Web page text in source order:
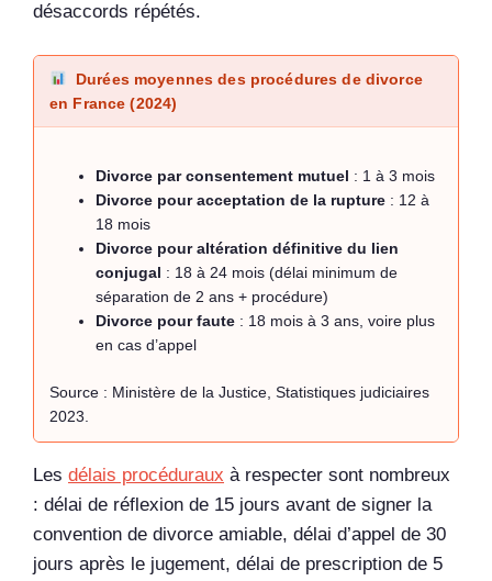
désaccords répétés.
Durées moyennes des procédures de divorce
en France (2024)
Divorce par consentement mutuel : 1 à 3 mois
Divorce pour acceptation de la rupture : 12 à
18 mois
Divorce pour altération définitive du lien
conjugal : 18 à 24 mois (délai minimum de
séparation de 2 ans + procédure)
Divorce pour faute : 18 mois à 3 ans, voire plus
en cas d’appel
Source : Ministère de la Justice, Statistiques judiciaires
2023.
Les délais procéduraux à respecter sont nombreux
: délai de réflexion de 15 jours avant de signer la
convention de divorce amiable, délai d’appel de 30
jours après le jugement, délai de prescription de 5